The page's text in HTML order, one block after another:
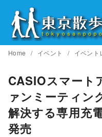
ンHome イベント イベント
CASIOスマート
ァンミーティン
解決する専用充
発売